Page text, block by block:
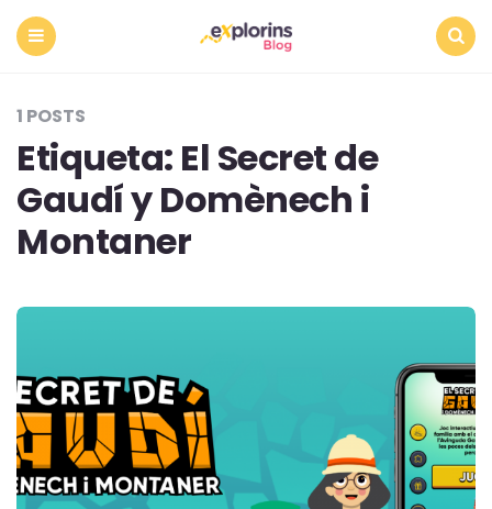
1 POSTS
Etiqueta: El Secret de
Gaudí y Domènech i
Montaner